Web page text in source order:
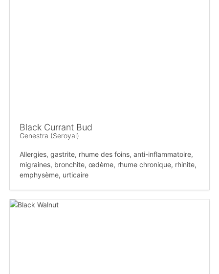
Black Currant Bud
Genestra (Seroyal)
Allergies, gastrite, rhume des foins, anti-inflammatoire,
migraines, bronchite, œdème, rhume chronique, rhinite,
emphysème, urticaire